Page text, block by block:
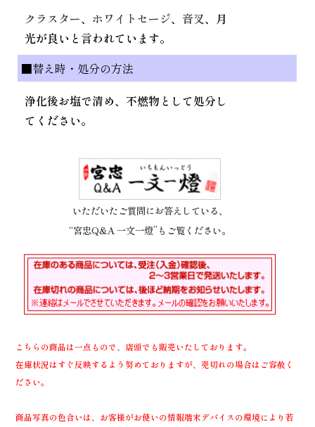
クラスター、 ホワイトセージ、 音叉、月
光が良いと言われています。
■替え時・処分の方法
浄化後お塩で清め、不燃物として処分し
てください。
いただいたご質問にお答えしている、
“宮忠Q&A 一文一燈”もご覧ください。
こちらの商品は一点もので、店頭でも販売いたしております。
在庫状況はすぐ反映するよう努めておりますが、売切れの場合はご容赦く
ださい。
商品写真の色合いは、お客様がお使いの情報端末デバイスの環境により若